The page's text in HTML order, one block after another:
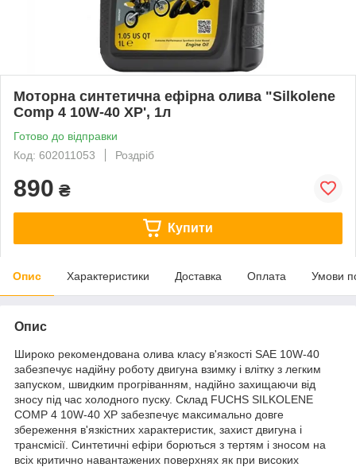
Моторна синтетична ефірна олива "Silkolene
Comp 4 10W-40 XP', 1л
Готово до відправки
Код: 602011053
Роздріб
890 ₴
Купити
Опис Характеристики Доставка Оплата Умови
Опис
Широко рекомендована олива класу в'язкості SAE 10W-40
забезпечує надійну роботу двигуна взимку і влітку з легким
запуском, швидким прогріванням, надійно захищаючи від
зносу під час холодного пуску. Склад FUCHS SILKOLENE
COMP 4 10W-40 XP забезпечує максимально довге
збереження в'язкістних характеристик, захист двигуна і
трансмісії. Синтетичні ефіри борються з тертям і зносом на
всіх критично навантажених поверхнях як при високих